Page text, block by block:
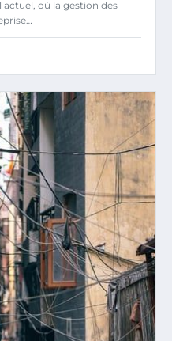
actuel, où la gestion des